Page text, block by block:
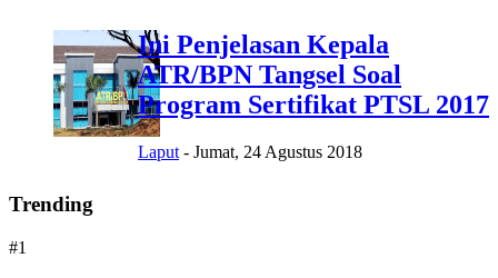
Ini Penjelasan Kepala
ATR/BPN Tangsel Soal
Program Sertifikat PTSL 2017
Laput - Jumat, 24 Agustus 2018
Trending
#1